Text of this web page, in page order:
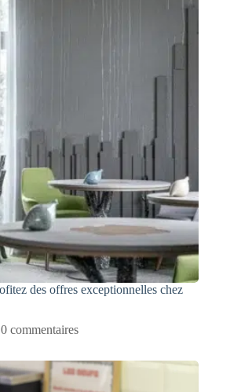
des offres exceptionnelles chez
commentaires